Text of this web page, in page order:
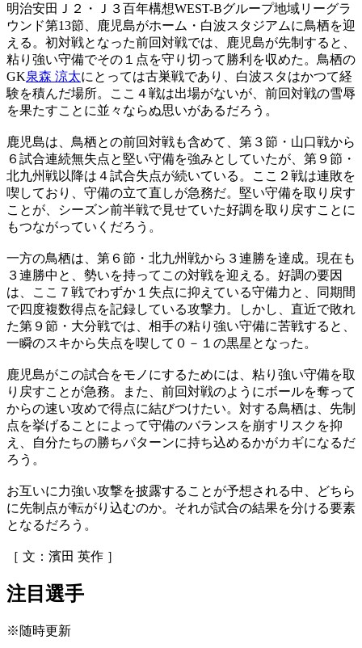
明治安田Ｊ２・Ｊ３百年構想WEST-Bグループ地域リーグラ
ウンド第13節、鹿児島がホーム・白波スタジアムに鳥栖を迎
える。初対戦となった前回対戦では、鹿児島が先制すると、
粘り強い守備でその１点を守り切って勝利を収めた。鳥栖の
GK泉森 涼太にとっては古巣戦であり、白波スタはかつて経
験を積んだ場所。ここ４戦は出場がないが、前回対戦の雪辱
を果たすことに並々ならぬ思いがあるだろう。
鹿児島は、鳥栖との前回対戦も含めて、第３節・山口戦から
６試合連続無失点と堅い守備を強みとしていたが、第９節・
北九州戦以降は４試合失点が続いている。ここ２戦は連敗を
喫しており、守備の立て直しが急務だ。堅い守備を取り戻す
ことが、シーズン前半戦で見せていた好調を取り戻すことに
もつながっていくだろう。
一方の鳥栖は、第６節・北九州戦から３連勝を達成。現在も
３連勝中と、勢いを持ってこの対戦を迎える。好調の要因
は、ここ７戦でわずか１失点に抑えている守備力と、同期間
で四度複数得点を記録している攻撃力。しかし、直近で敗れ
た第９節・大分戦では、相手の粘り強い守備に苦戦すると、
一瞬のスキから失点を喫して０－１の黒星となった。
鹿児島がこの試合をモノにするためには、粘り強い守備を取
り戻すことが急務。また、前回対戦のようにボールを奪って
からの速い攻めで得点に結びつけたい。対する鳥栖は、先制
点を挙げることによって守備のバランスを崩すリスクを抑
え、自分たちの勝ちパターンに持ち込めるかがカギになるだ
ろう。
お互いに力強い攻撃を披露することが予想される中、どちら
に先制点が転がり込むのか。それが試合の結果を分ける要素
となるだろう。
［ 文：濱田 英作 ］
注目選手
※随時更新